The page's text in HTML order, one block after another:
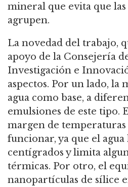
mineral que evita que
agrupen.
La novedad del trabajo,
apoyo de la Consejería
Investigación e
aspectos. Por un lado, la
agua como base, a
emulsiones de este tipo.
margen de temperaturas
funcionar, ya que el
centígrados y limita
térmicas. Por otro, el
nanopartículas de sílice